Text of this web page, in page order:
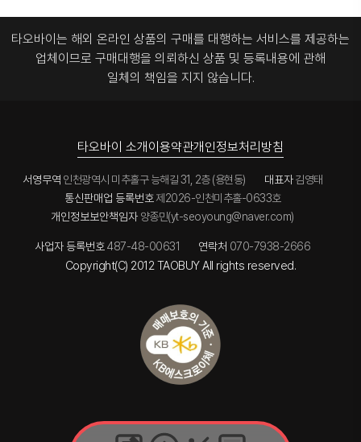
타오바이는 해외 온라인 상품의 구매를 대행하는 서비스를 제공하는
업체이므로 구매대행을 의뢰하신 상품 및 등록내용에 관해
일체의 책임을 지지 않습니다.
타오바이 소개이용약관개인정보처리방침
서영무역 인천광역시 미추홀구 능해길 31, 2층 (용현동) 대표자김영태
통신판매업 등록번호제2026-인천미추홀-0633호
개인정보보안책임자 양종민(yt-seoyoung@naver.com)
사업자 등록번호487-48-00631 연락처 070-7938-2666
Copyright(C) 2012 TAOBUY All rights reserved.